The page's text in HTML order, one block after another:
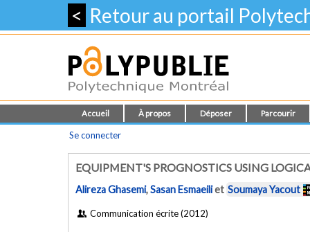
< Retour au portail
Accueil À propos Déposer Parcourir
Se connecter
EQUIPMENT'S PROGNOSTICS USING
Alireza Ghasemi,Sasan Esmaeiliet Soumaya Yacout
Communication écrite (2012)